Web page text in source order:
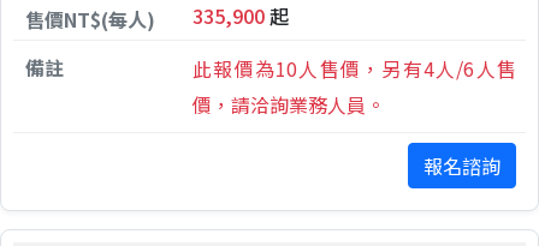
335,900起
此報價為10人售價，另有4人/6人售
價，請洽詢業務人員。
報名諮詢